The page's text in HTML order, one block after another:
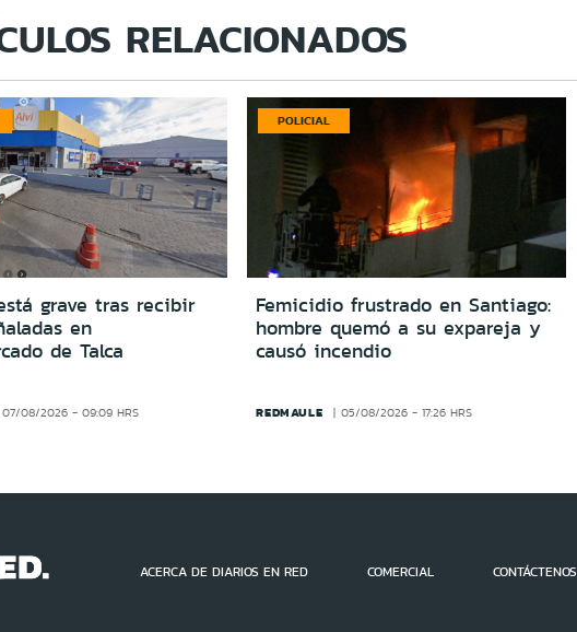
RELACIONADOS
grave tras recibir
en
de Talca
07/08/2026 - 09:09 HRS
POLICIAL
Femicidio frustrado en Santiago:
hombre quemó a su expareja y
causó incendio
REDMAULE 05/08/2026 - 17:26 HRS
ACERCA DE DIARIOS EN RED COMERCIAL CONTÁCTENOS